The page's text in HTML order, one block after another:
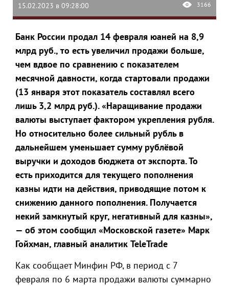
15.02.2023 в 09:28:00 3166
Банк России продал 14 февраля юаней на 8,9
млрд руб., то есть увеличил продажи больше,
чем вдвое по сравнению с показателем
месячной давности, когда стартовали продажи
(13 января этот показатель составлял всего
лишь 3,2 млрд руб.). «Наращивание продажи
валюты выступает фактором укрепления рубля.
Но относительно более сильный рубль в
дальнейшем уменьшает сумму рублёвой
выручки и доходов бюджета от экспорта. То
есть приходится для текущего пополнения
казны идти на действия, приводящие потом к
снижению данного пополнения. Получается
некий замкнутый круг, негативный для казны»,
— об этом сообщил «Московской газете» Марк
Гойхман, главный аналитик TeleTrade
Как сообщает Минфин РФ, в период с 7
февраля по 6 марта продажи валюты суммарно